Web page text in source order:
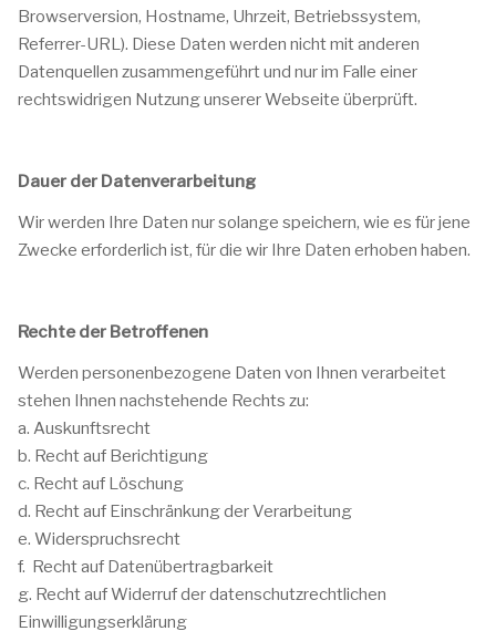
Browserversion, Hostname, Uhrzeit, Betriebssystem,
Referrer-URL). Diese Daten werden nicht mit anderen
Datenquellen zusammengeführt und nur im Falle einer
rechtswidrigen Nutzung unserer Webseite überprüft.
Dauer der Datenverarbeitung
Wir werden Ihre Daten nur solange speichern, wie es für jene
Zwecke erforderlich ist, für die wir Ihre Daten erhoben haben.
Rechte der Betroffenen
Werden personenbezogene Daten von Ihnen verarbeitet
stehen Ihnen nachstehende Rechts zu:
a. Auskunftsrecht
b. Recht auf Berichtigung
c. Recht auf Löschung
d. Recht auf Einschränkung der Verarbeitung
e. Widerspruchsrecht
f. Recht auf Datenübertragbarkeit
g. Recht auf Widerruf der datenschutzrechtlichen
Einwilligungserklärung